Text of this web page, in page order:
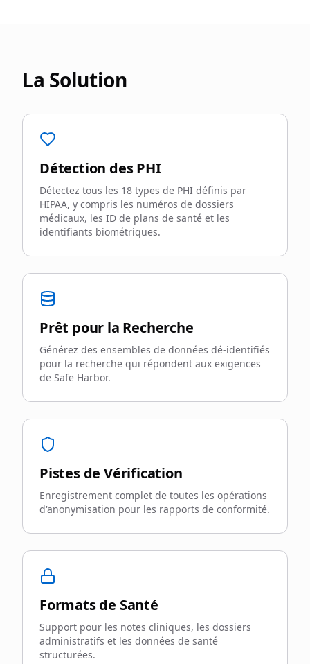
La Solution
Détection des PHI
Détectez tous les 18 types de PHI définis par
HIPAA, y compris les numéros de dossiers
médicaux, les ID de plans de santé et les
identifiants biométriques.
Prêt pour la Recherche
Générez des ensembles de données dé-identifiés
pour la recherche qui répondent aux exigences
de Safe Harbor.
Pistes de Vérification
Enregistrement complet de toutes les opérations
d'anonymisation pour les rapports de conformité.
Formats de Santé
Support pour les notes cliniques, les dossiers
administratifs et les données de santé
structurées.